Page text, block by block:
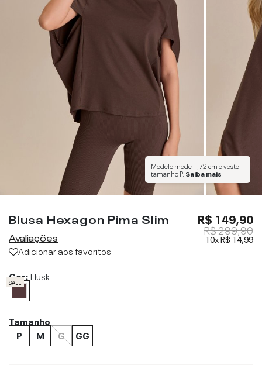
Modelo mede1,72 cme veste
tamanhoP. Saiba mais
Blusa Hexagon Pima Slim
Avaliações
Adicionar aos favoritos
R$ 149,90
R$ 299,90
10xR$ 14,99
Cor:Husk
SALE
Tamanho
P
M G GG